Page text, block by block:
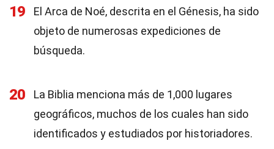
19
El Arca de Noé, descrita en el Génesis, ha sido
objeto de numerosas expediciones de
búsqueda.
20
La Biblia menciona más de 1,000 lugares
geográficos, muchos de los cuales han sido
identificados y estudiados por historiadores.